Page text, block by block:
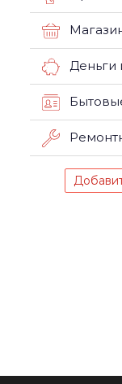
Деньги